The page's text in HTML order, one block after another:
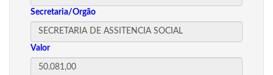
Secretaria/Orgão
Valor